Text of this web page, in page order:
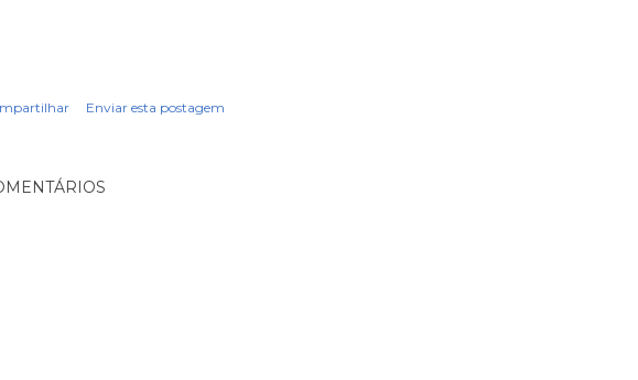
Enviar esta postagem